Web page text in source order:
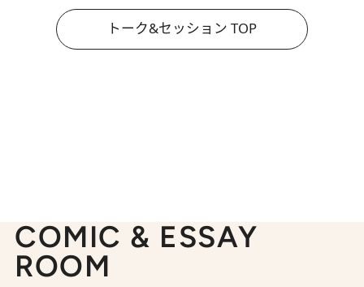
トーク&セッション TOP
COMIC & ESSAY
ROOM